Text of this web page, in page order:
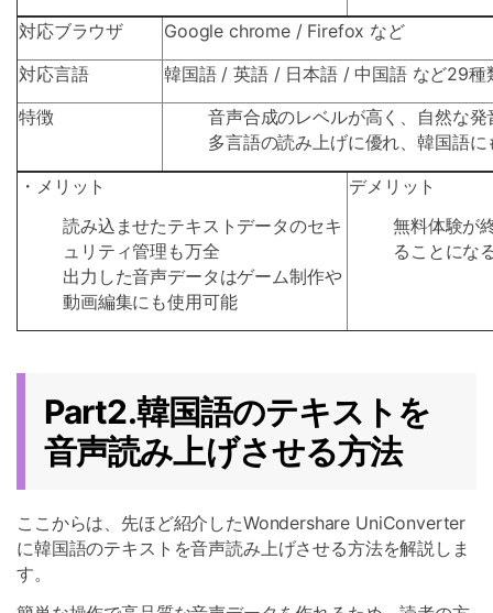
対応ブラウザ
Google chrome / Firefox など
対応言語
韓国語 / 英語 / 日本語 / 中国語 など29種
特徴
音声合成のレベルが高く、自然な
多言語の読み上げに優れ、韓国語に
・メリット
読み込ませたテキストデータのセキ
ュリティ管理も万全
出力した音声データはゲーム制作や
動画編集にも使用可能
デメリット
無料体験が
ることにな
Part2.韓国語のテキストを
音声読み上げさせる方法
ここからは、先ほど紹介したWondershare UniConverter
に韓国語のテキストを音声読み上げさせる方法を解説しま
す。